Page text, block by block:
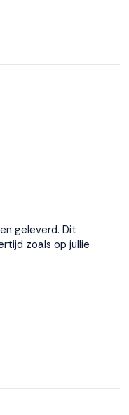
geleverd. Dit
zoals op jullie